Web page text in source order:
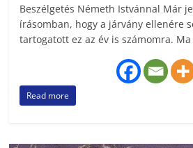
Beszélgetés Németh Istvánnal Már
írásomban, hogy a járvány ellenére
tartogatott ez az év is számomra. Ma
Read more